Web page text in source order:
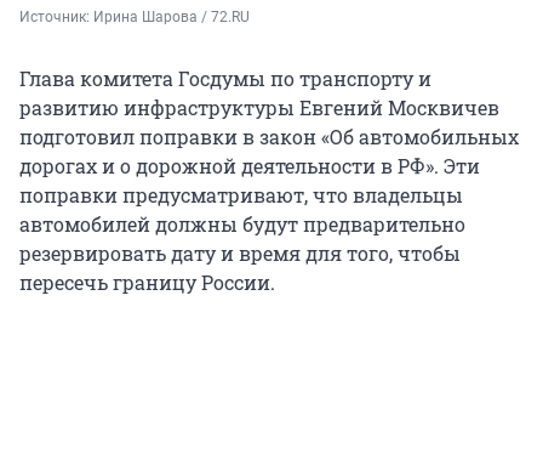
Источник: Ирина Шарова / 72.RU
Глава комитета Госдумы по транспорту и
развитию инфраструктуры Евгений Москвичев
подготовил поправки в закон «Об автомобильных
дорогах и о дорожной деятельности в РФ». Эти
поправки предусматривают, что владельцы
автомобилей должны будут предварительно
резервировать дату и время для того, чтобы
пересечь границу России.